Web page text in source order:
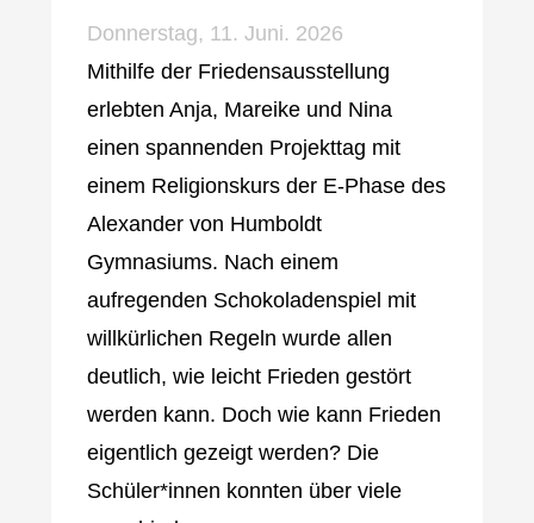
Donnerstag, 11. Juni. 2026
Mithilfe der Friedensausstellung
erlebten Anja, Mareike und Nina
einen spannenden Projekttag mit
einem Religionskurs der E-Phase des
Alexander von Humboldt
Gymnasiums. Nach einem
aufregenden Schokoladenspiel mit
willkürlichen Regeln wurde allen
deutlich, wie leicht Frieden gestört
werden kann. Doch wie kann Frieden
eigentlich gezeigt werden? Die
Schüler*innen konnten über viele